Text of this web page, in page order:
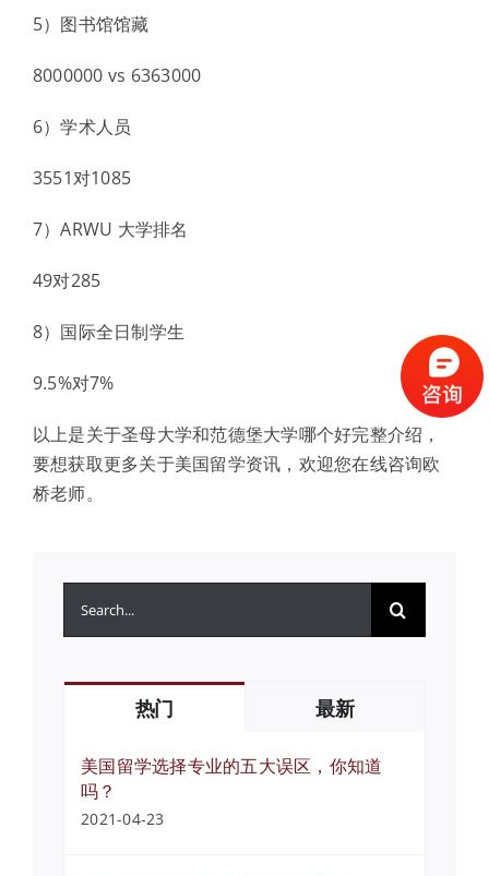
5）图书馆馆藏
8000000 vs 6363000
6）学术人员
3551对1085
7）ARWU 大学排名
49对285
8）国际全日制学生
9.5%对7%
以上是关于圣母大学和范德堡大学哪个好完整介绍，
要想获取更多关于美国留学资讯，欢迎您在线咨询欧
桥老师。
热门 最新
美国留学选择专业的五大误区，你知道
吗？
2021-04-23